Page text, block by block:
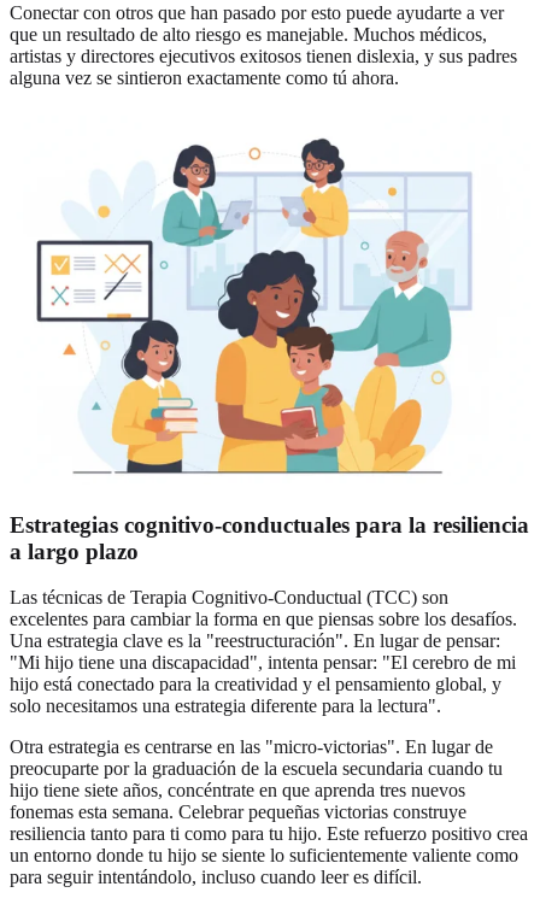
Conectar con otros que han pasado por esto puede ayudarte a ver
que un resultado de alto riesgo es manejable. Muchos médicos,
artistas y directores ejecutivos exitosos tienen dislexia, y sus padres
alguna vez se sintieron exactamente como tú ahora.
Estrategias cognitivo-conductuales para la resiliencia
a largo plazo
Las técnicas de Terapia Cognitivo-Conductual (TCC) son
excelentes para cambiar la forma en que piensas sobre los desafíos.
Una estrategia clave es la "reestructuración". En lugar de pensar:
"Mi hijo tiene una discapacidad", intenta pensar: "El cerebro de mi
hijo está conectado para la creatividad y el pensamiento global, y
solo necesitamos una estrategia diferente para la lectura".
Otra estrategia es centrarse en las "micro-victorias". En lugar de
preocuparte por la graduación de la escuela secundaria cuando tu
hijo tiene siete años, concéntrate en que aprenda tres nuevos
fonemas esta semana. Celebrar pequeñas victorias construye
resiliencia tanto para ti como para tu hijo. Este refuerzo positivo crea
un entorno donde tu hijo se siente lo suficientemente valiente como
para seguir intentándolo, incluso cuando leer es difícil.